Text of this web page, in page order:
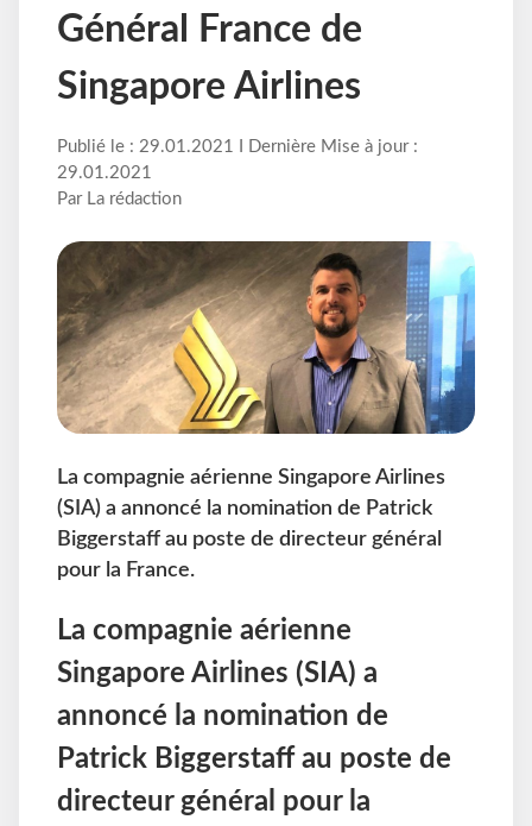
Général France de
Singapore Airlines
Publié le : 29.01.2021 I Dernière Mise à jour :
29.01.2021
Par La rédaction
La compagnie aérienne Singapore Airlines
(SIA) a annoncé la nomination de Patrick
Biggerstaff au poste de directeur général
pour la France.
La compagnie aérienne
Singapore Airlines (SIA) a
annoncé la nomination de
Patrick Biggerstaff au poste de
directeur général pour la